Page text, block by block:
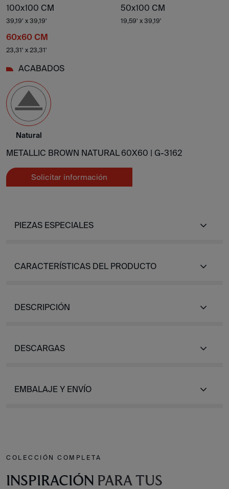
100x100 CM
39,19' x 39,19'
50x100 CM
19,59' x 39,19'
60x60 CM
23,31' x 23,31'
ACABADOS
Natural
METALLIC BROWN NATURAL 60X60 | G-3162
Solicitar información
PIEZAS ESPECIALES
CARACTERÍSTICAS DEL PRODUCTO
DESCRIPCIÓN
DESCARGAS
EMBALAJE Y ENVÍO
COLECCIÓN COMPLETA
INSPIRACIÓN PARA TUS